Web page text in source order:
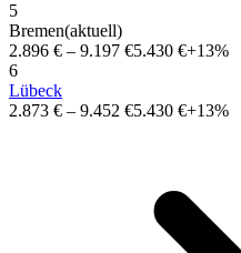
5
Bremen(aktuell)
2.896 € – 9.197 €5.430 €+13%
6
Lübeck
2.873 € – 9.452 €5.430 €+13%